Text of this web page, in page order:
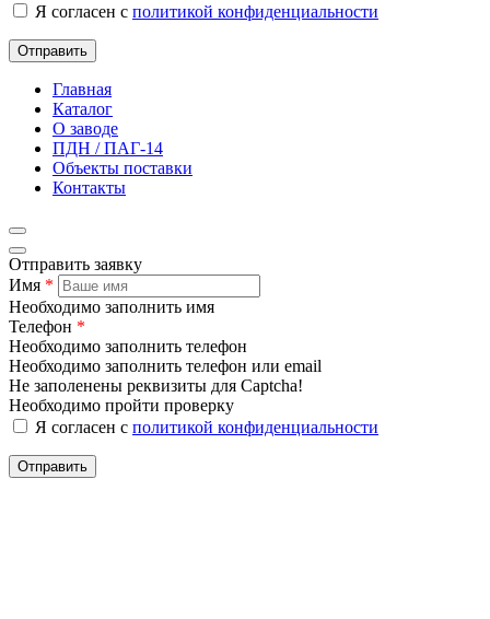
Я согласен с политикой конфиденциальности
Отправить
Главная
Каталог
О заводе
ПДН / ПАГ-14
Объекты поставки
Контакты
Отправить заявку
Имя *
Необходимо заполнить имя
Телефон *
Необходимо заполнить телефон
Необходимо заполнить телефон или email
Не заполенены реквизиты для Captcha!
Необходимо пройти проверку
Я согласен с политикой конфиденциальности
Отправить